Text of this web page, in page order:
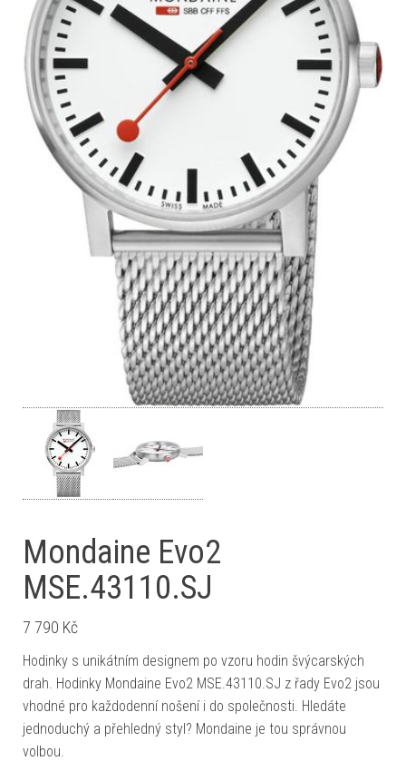
Mondaine Evo2
MSE.43110.SJ
7 790 Kč
Hodinky s unikátním designem po vzoru hodin švýcarských
drah. Hodinky Mondaine Evo2 MSE.43110.SJ z řady Evo2 jsou
vhodné pro každodenní nošení i do společnosti. Hledáte
jednoduchý a přehledný styl? Mondaine je tou správnou
volbou.